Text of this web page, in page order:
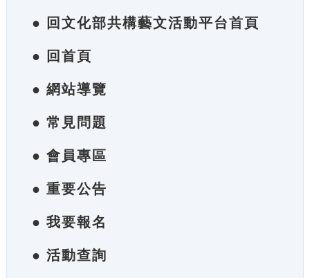
● 回文化部共構藝文活動平台首頁
● 回首頁
● 網站導覽
● 常見問題
● 會員專區
● 重要公告
● 我要報名
● 活動查詢